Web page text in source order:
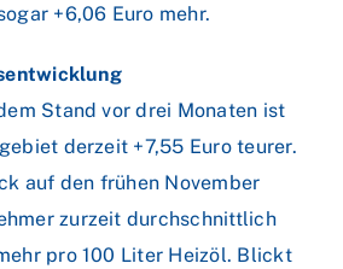
+6,06 Euro mehr.
Stand vor drei Monaten ist
derzeit +7,55 Euro teurer.
auf den frühen November
zurzeit durchschnittlich
pro 100 Liter Heizöl. Blickt